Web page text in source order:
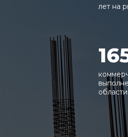
лет на
области